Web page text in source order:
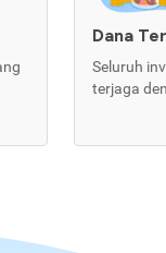
Dana
Seluruh
terjaga